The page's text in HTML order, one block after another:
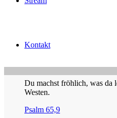
Kontakt
Du machst fröhlich, was da
Westen.
Psalm 65,9